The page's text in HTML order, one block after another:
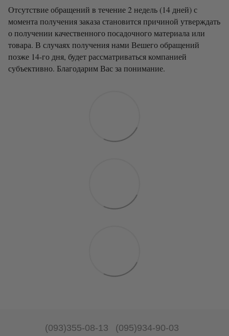
Отсутствие обращений в течение 2 недель (14 дней) с
момента получения заказа становится причиной утверждать
о получении качественного посадочного материала или
товара. В случаях получения нами Вешего обращений
позже 14-го дня, будет рассматриваться компанией
субъективно. Благодарим Вас за понимание.
(093)355-08-13 (095)934-90-03